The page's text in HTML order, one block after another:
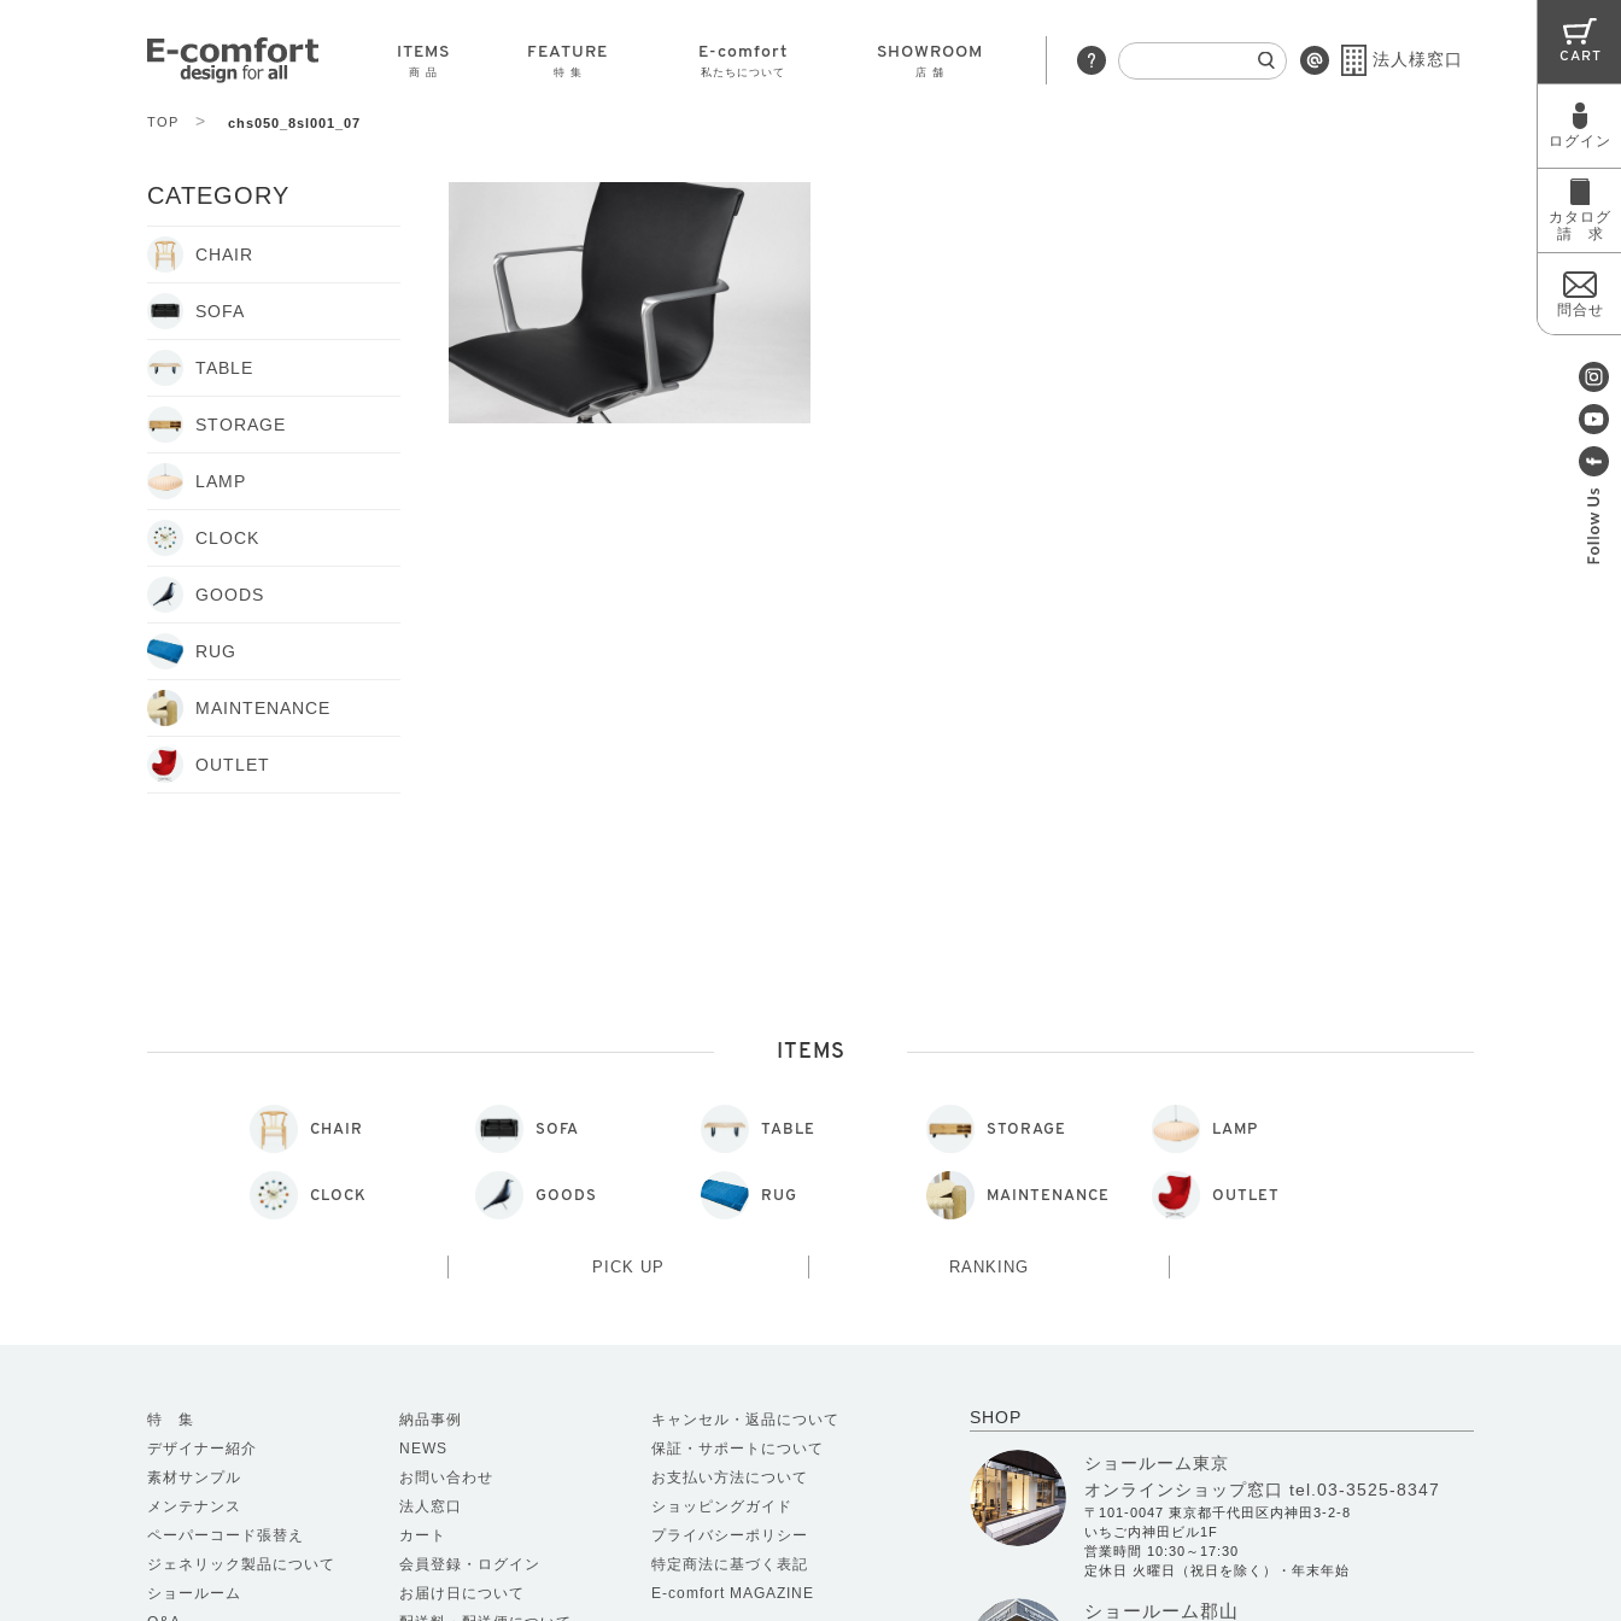
ITEMS
商 品
FEATURE
特 集
E-comfort
私たちについて
いて
SHOWROOM
店 舗
法人様窓口 CART
ログイン
カタログ
請 求
問合せ
TOP > chs050_8sl001_07
CATEGORY
CHAIR
SOFA
TABLE
STORAGE
LAMP
CLOCK
GOODS
RUG
MAINTENANCE
OUTLET
ITEMS
CHAIR SOFA TABLE STORAGE LAMP
CLOCK GOODS RUG MAINTENANCE OUTLET
PICK UP RANKING
SHOP
ショールーム東京
オンラインショップ窓口 tel.03-3525-8347
〒101-0047 東京都千代田区内神田3-2-8
いちご内神田ビル1F
営業時間 10:30～17:30
定休日 火曜日（祝日を除く）・年末年始
ショールーム郡山
特 集
デザイナー紹介
素材サンプル
メンテナンス
ペーパーコード張替え
ジェネリック製品について
ショールーム
納品事例
NEWS
お問い合わせ
法人窓口
カート
会員登録・ログイン
お届け日について
キャンセル・返品について
保証・サポートについて
お支払い方法について
ショッピングガイド
プライバシーポリシー
特定商法に基づく表記
E-comfort MAGAZINE